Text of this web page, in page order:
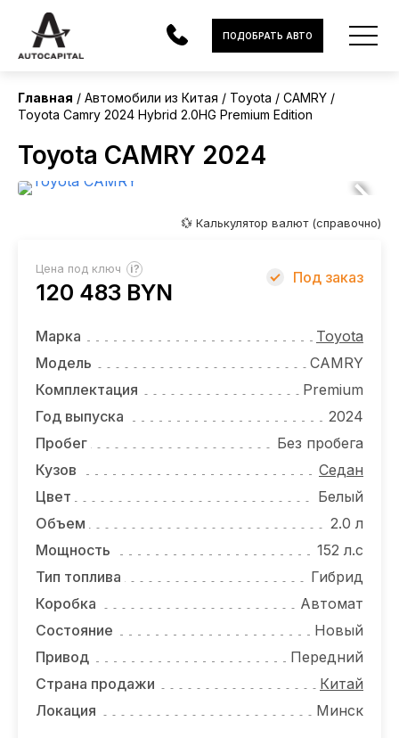
АВТОМОБИЛИ
ЭЛЕКТРОМОБИЛИ
УСЛУГИ
НОВОСТИ
ОТЗЫВЫ
ВАКАНСИИ
О КОМПАНИИ
КОНТАКТЫ
ПОДОБРАТЬ АВТО
Главная Автомобили из Китая Toyota
CAMRY
Toyota Camry 2024 Hybrid 2.0HG Premium Edition
Toyota CAMRY 2024
Китай
Без пробега
💱 Калькулятор валют (справочно)
Цена под ключ ?
120 483 BYN
Под заказ
Марка
Toyota
Модель
CAMRY
Комплектация
Premium
Год выпуска
2024
Пробег
Без пробега
Кузов
Седан
Цвет
Белый
Объем
2.0 л
Мощность
152 л.с
Тип топлива
Гибрид
Коробка
Автомат
Состояние
Новый
Привод
Передний
Страна продажи
Китай
Локация
Минск